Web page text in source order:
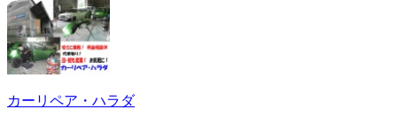
カーリペア・ハラダ